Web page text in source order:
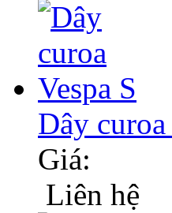
Dây curoa
Giá:
Liên hệ